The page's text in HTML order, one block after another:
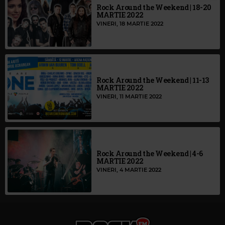
Rock Around the Weekend | 18-20
MARTIE 2022
VINERI, 18 MARTIE 2022
Rock Around the Weekend | 11-13
MARTIE 2022
VINERI, 11 MARTIE 2022
Rock Around the Weekend | 4-6
MARTIE 2022
VINERI, 4 MARTIE 2022